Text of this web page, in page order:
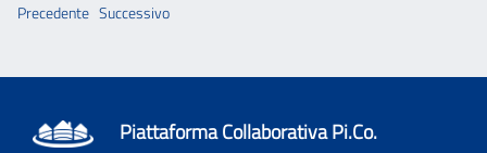
Precedente Successivo
Piattaforma Collaborativa Pi.Co.